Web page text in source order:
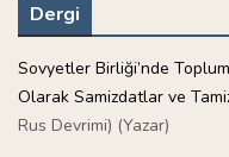
Dergi
Sovyetler Birliği’nde
Olarak Samizdatlar ve
Rus Devrimi) (Yazar)